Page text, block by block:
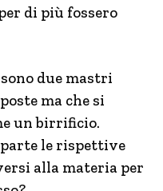
di più fossero
due mastri
ma che si
un birrificio.
le rispettive
alla materia per